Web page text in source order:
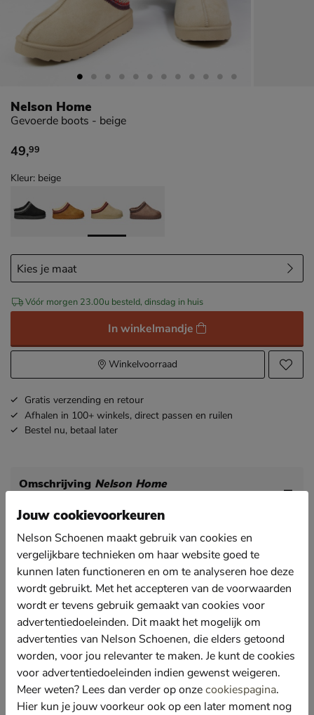
Nelson Home
Gevoerde boots - beige
€ 49,99
49,99
Kleur: beige
Vóór morgen 23.00u besteld, dinsdag in huis
In winkelmandje
Winkelvoorraad
Gratis verzending en retour
Afhalen in 100+ winkels, direct passen en ruilen
Bestel nu, betaal later
Omschrijving Nelson Home
Nelson dames pantoffel
Een paar leuke pantoffels in huis wilt toch iedereen?
En als ze dan ook nog eens als boots gedragen
kunnen worden is dat helemaal top!
Uitgevoerd in textiel wat flexibel en zacht is en zo
altijd een comfrotabele pasvorm biedt.
Gevoerd met imitatiewol om je voeten van alle kanten
te beschermen tegen de kou. Ook het voetbed heeft
deze bekleding voor een optimaal draagcomfort.
Afgewerkt met een plateauzool van 5 cm gemaakt
van EVA-schuimmix voor goede schokabsorbering.
Jouw cookievoorkeuren
Nelson Schoenen maakt gebruik van cookies en
vergelijkbare technieken om haar website goed te
kunnen laten functioneren en om te analyseren hoe deze
wordt gebruikt. Met het accepteren van de voorwaarden
wordt er tevens gebruik gemaakt van cookies voor
advertentiedoeleinden. Dit maakt het mogelijk om
advertenties van Nelson Schoenen, die elders getoond
worden, voor jou relevanter te maken. Je kunt de cookies
voor advertentiedoeleinden indien gewenst weigeren.
Meer weten? Lees dan verder op onzecookiespagina.
Hier kun je jouw voorkeur ook op een later moment nog